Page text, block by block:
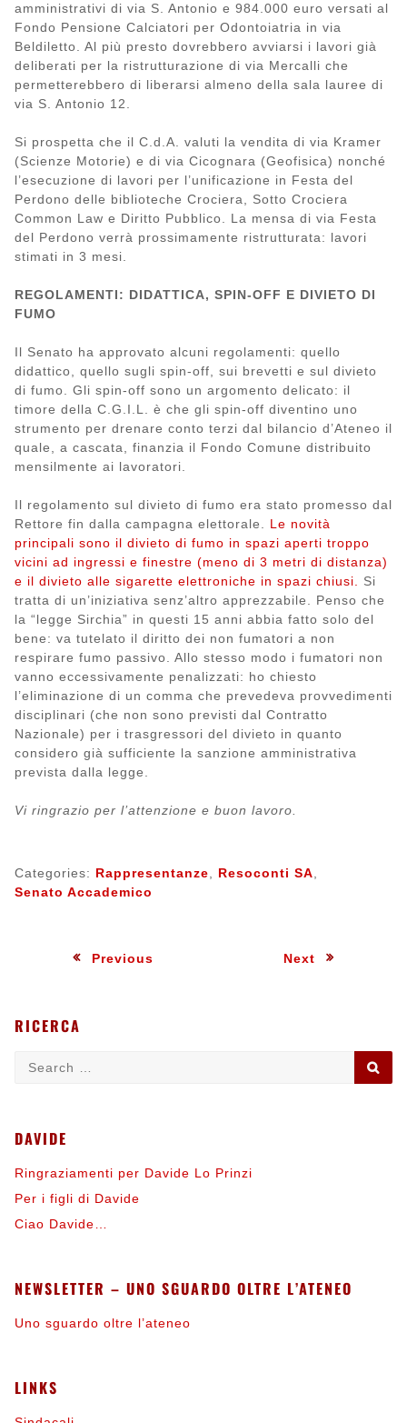
amministrativi di via S. Antonio e 984.000 euro versati al
Fondo Pensione Calciatori per Odontoiatria in via
Beldiletto. Al più presto dovrebbero avviarsi i lavori già
deliberati per la ristrutturazione di via Mercalli che
permetterebbero di liberarsi almeno della sala lauree di
via S. Antonio 12.
Si prospetta che il C.d.A. valuti la vendita di via Kramer
(Scienze Motorie) e di via Cicognara (Geofisica) nonché
l’esecuzione di lavori per l’unificazione in Festa del
Perdono delle biblioteche Crociera, Sotto Crociera
Common Law e Diritto Pubblico. La mensa di via Festa
del Perdono verrà prossimamente ristrutturata: lavori
stimati in 3 mesi.
REGOLAMENTI: DIDATTICA, SPIN-OFF E DIVIETO DI
FUMO
Il Senato ha approvato alcuni regolamenti: quello
didattico, quello sugli spin-off, sui brevetti e sul divieto
di fumo. Gli spin-off sono un argomento delicato: il
timore della C.G.I.L. è che gli spin-off diventino uno
strumento per drenare conto terzi dal bilancio d’Ateneo il
quale, a cascata, finanzia il Fondo Comune distribuito
mensilmente ai lavoratori.
Il regolamento sul divieto di fumo era stato promesso dal
Rettore fin dalla campagna elettorale. Le novità
principali sono il divieto di fumo in spazi aperti troppo
vicini ad ingressi e finestre (meno di 3 metri di distanza)
e il divieto alle sigarette elettroniche in spazi chiusi.
Si
tratta di un’iniziativa senz’altro apprezzabile. Penso che
la “legge Sirchia” in questi 15 anni abbia fatto solo del
bene: va tutelato il diritto dei non fumatori a non
respirare fumo passivo. Allo stesso modo i fumatori non
vanno eccessivamente penalizzati: ho chiesto
l’eliminazione di un comma che prevedeva provvedimenti
disciplinari (che non sono previsti dal Contratto
Nazionale) per i trasgressori del divieto in quanto
considero già sufficiente la sanzione amministrativa
prevista dalla legge.
Vi ringrazio per l’attenzione e buon lavoro.
Categories: Rappresentanze Resoconti SA
Senato Accademico
Navigazione
Previous Next:
RICERCA
DAVIDE
Ringraziamenti per Davide Lo Prinzi
Per i figli di Davide
Ciao Davide…
NEWSLETTER – UNO SGUARDO OLTRE L’ATENEO
Uno sguardo oltre l’ateneo
LINKS